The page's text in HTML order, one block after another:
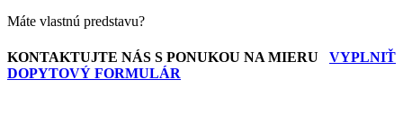
Máte vlastnú predstavu?
KONTAKTUJTE NÁS S PONUKOU NA MIERU VYPLNIŤ
DOPYTOVÝ FORMULÁR